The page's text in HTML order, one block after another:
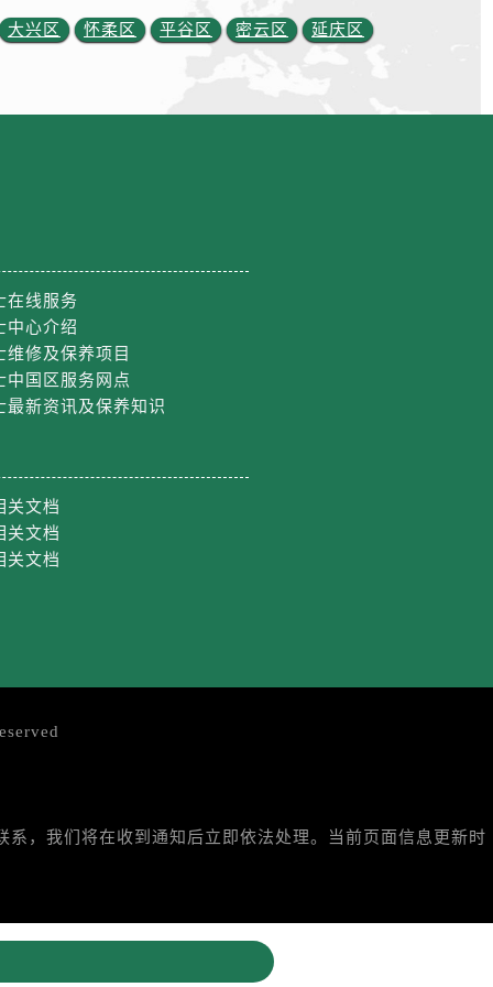
）
大兴区 怀柔区 平谷区 密云区 延庆区
在线服务
中心介绍
维修及保养项目
中国区服务网点
最新资讯及保养知识
关文档
关文档
关文档
，我们将在收到通知后立即依法处理。当前页面信息更新时